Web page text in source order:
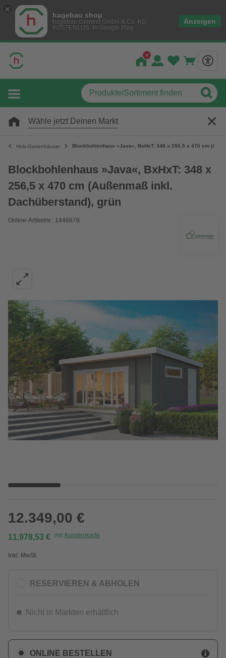
hagebau shop
hagebau connect GmbH & Co. KG
KOSTENLOS- In Google Play
Anzeigen
Wähle jetzt Deinen Markt
Holz-Gartenhäuser Blockbohlenhaus »Java«, BxHxT: 348 x 256,5 x 470 cm
Blockbohlenhaus »Java«, BxHxT: 348 x
256,5 x 470 cm (Außenmaß inkl.
Dachüberstand), grün
Online-Artikelnr.: 1446678
12.349,00 €
11.978,53 € mit Kundenkarte
Inkl. MwSt.
RESERVIEREN & ABHOLEN
Nicht in Märkten erhältlich
ONLINE BESTELLEN